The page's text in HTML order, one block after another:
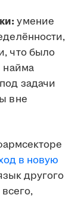
умение
что было
найма
задачи
вне
в новую
другого